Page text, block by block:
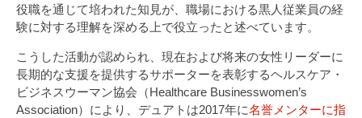
役職を通じて培われた知見が、職場における黒人従業員の経
験に対する理解を深める上で役立ったと述べています。
こうした活動が認められ、現在および将来の女性リーダーに
長期的な支援を提供するサポーターを表彰するヘルスケア・
ビジネスウーマン協会（Healthcare Businesswomen’s
Association）により、デュアトは2017年に名誉メンターに指